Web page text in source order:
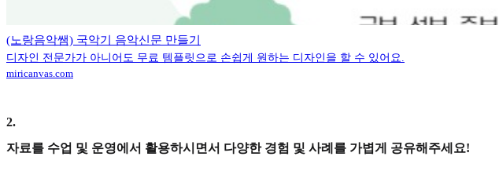
(노랑음악쌤) 국악기 음악신문 만들기
디자인 전문가가 아니어도 무료 템플릿으로 손쉽게 원하는 디자인을 할 수 있어요.
miricanvas.com
2.
자료를 수업 및 운영에서 활용하시면서 다양한 경험 및 사례를 가볍게 공유해주세요!